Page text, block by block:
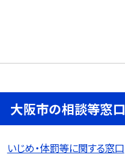
大阪市の相談等窓口
いじめ・体罰等に関する窓口